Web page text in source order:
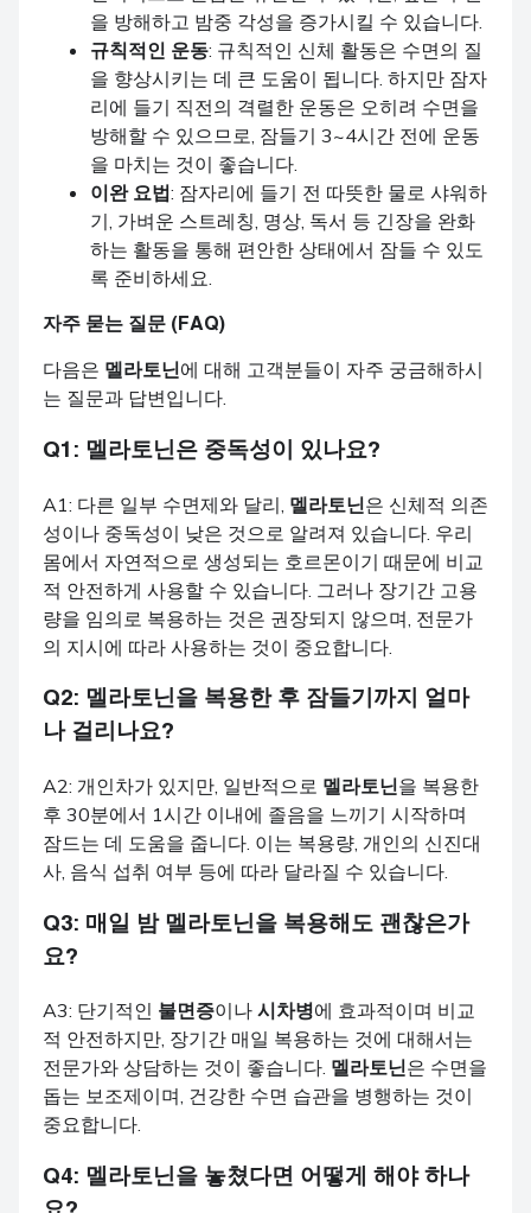
을 방해하고 밤중 각성을 증가시킬 수 있습니다.
규칙적인 운동: 규칙적인 신체 활동은 수면의 질
을 향상시키는 데 큰 도움이 됩니다. 하지만 잠자
리에 들기 직전의 격렬한 운동은 오히려 수면을
방해할 수 있으므로, 잠들기 3~4시간 전에 운동
을 마치는 것이 좋습니다.
이완 요법: 잠자리에 들기 전 따뜻한 물로 샤워하
기, 가벼운 스트레칭, 명상, 독서 등 긴장을 완화
하는 활동을 통해 편안한 상태에서 잠들 수 있도
록 준비하세요.
자주 묻는 질문 (FAQ)
다음은 멜라토닌에 대해 고객분들이 자주 궁금해하시
는 질문과 답변입니다.
Q1: 멜라토닌은 중독성이 있나요?
A1: 다른 일부 수면제와 달리, 멜라토닌은 신체적 의존
성이나 중독성이 낮은 것으로 알려져 있습니다. 우리
몸에서 자연적으로 생성되는 호르몬이기 때문에 비교
적 안전하게 사용할 수 있습니다. 그러나 장기간 고용
량을 임의로 복용하는 것은 권장되지 않으며, 전문가
의 지시에 따라 사용하는 것이 중요합니다.
Q2: 멜라토닌을 복용한 후 잠들기까지 얼마
나 걸리나요?
A2: 개인차가 있지만, 일반적으로 멜라토닌을 복용한
후 30분에서 1시간 이내에 졸음을 느끼기 시작하며
잠드는 데 도움을 줍니다. 이는 복용량, 개인의 신진대
사, 음식 섭취 여부 등에 따라 달라질 수 있습니다.
Q3: 매일 밤 멜라토닌을 복용해도 괜찮은가
요?
A3: 단기적인 불면증이나 시차병에 효과적이며 비교
적 안전하지만, 장기간 매일 복용하는 것에 대해서는
전문가와 상담하는 것이 좋습니다. 멜라토닌은 수면을
돕는 보조제이며, 건강한 수면 습관을 병행하는 것이
중요합니다.
Q4: 멜라토닌을 놓쳤다면 어떻게 해야 하나